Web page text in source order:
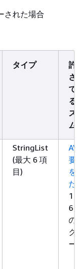
された場合
タイプ
許可
され
てい
るカ
スタ
ム値
StringList
(最大 6 項
目)
要件
を満
たす
1～
6 個
のタ
グキ
ー。